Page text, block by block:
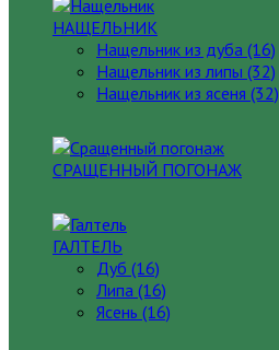
НАЩЕЛЬНИК
Нащельник из дуба (16)
Нащельник из липы (32)
Нащельник из ясеня (32)
СРАЩЕННЫЙ ПОГОНАЖ
ГАЛТЕЛЬ
Дуб (16)
Липа (16)
Ясень (16)